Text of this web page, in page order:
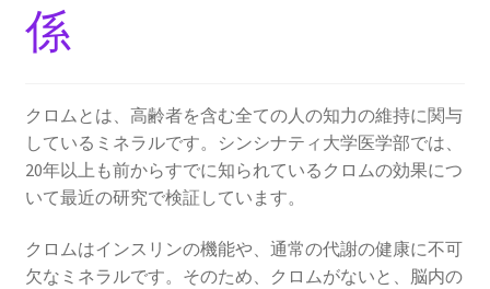
係
クロムとは、高齢者を含む全ての人の知力の維持に関与
しているミネラルです。シンシナティ大学医学部では、
20年以上も前からすでに知られているクロムの効果につ
いて最近の研究で検証しています。
クロムはインスリンの機能や、通常の代謝の健康に不可
欠なミネラルです。そのため、クロムがないと、脳内の